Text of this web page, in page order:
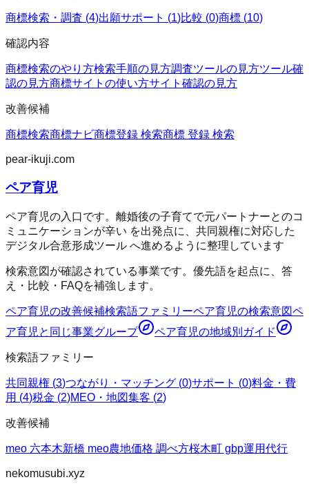
商標検索・調査 (4)出願サポート (1)比較 (0)商標 (10)
確認内容
商標検索のやり方検索手順の見方調査ツールの見方ツール確
認の見方商標サイトの使い方サイト確認の見方
改善候補
商標検索商標ナビ商標登録 検索商標 登録 検索
pear-ikuji.com
ペア育児
ペア育児の入口です。離婚後の子育てで元パートナーとのコ
ミュニケーションが辛い を出発点に、共同親権に対応した
デジタル合意形成ツール へ進めるように整理しています
検索意図が確認されている事業です。優先語を起点に、答
え・比較・FAQを補強します。
ペア育児の改善候補検索語ファミリーペア育児の検索意図ペ
ア育児 と同じ事業グループ ペア育児の地域別ガイド
検索語ファミリー
共同親権 (3)つながり・マッチング (0)サポート (0)料金・費
用 (4)税金 (2)MEO・地図集客 (2)
改善候補
meo 六本木新橋 meo農地価格 調べ方桜木町 gbp運用代行
nekomusubi.xyz